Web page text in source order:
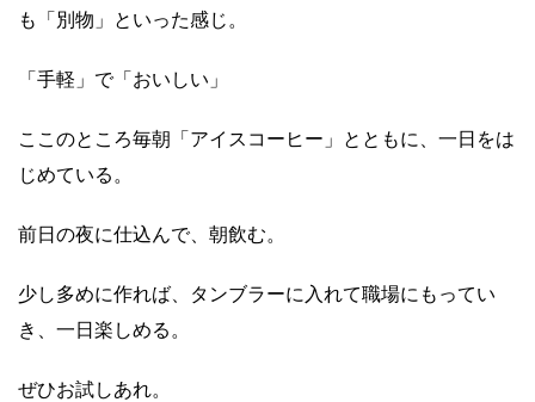
も「別物」といった感じ。
「手軽」で「おいしい」
ここのところ毎朝「アイスコーヒー」とともに、一日をは
じめている。
前日の夜に仕込んで、朝飲む。
少し多めに作れば、タンブラーに入れて職場にもってい
き、一日楽しめる。
ぜひお試しあれ。